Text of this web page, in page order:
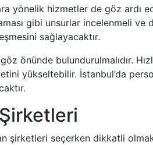
yönelik hizmetler de göz ardı
gibi unsurlar incelenmeli ve
sağlayacaktır.
önünde bulundurulmalıdır.
yükseltebilir. İstanbul’da
şirketleri seçerken dikkatli